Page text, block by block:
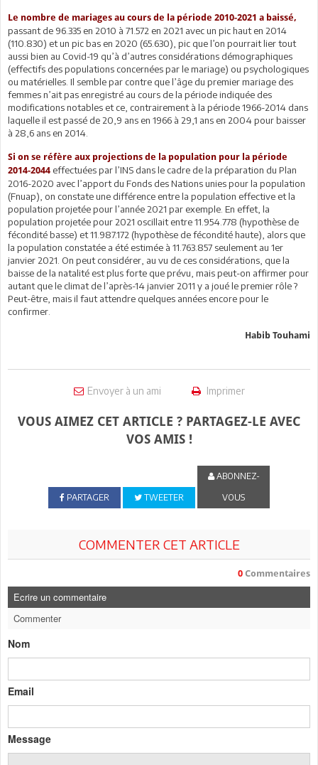
Le nombre de mariages au cours de la période 2010-2021 a baissé,
passant de 96.335 en 2010 à 71.572 en 2021 avec un pic haut en 2014
(110.830) et un pic bas en 2020 (65.630), pic que l’on pourrait lier tout
aussi bien au Covid-19 qu’à d’autres considérations démographiques
(effectifs des populations concernées par le mariage) ou psychologiques
ou matérielles. Il semble par contre que l’âge du premier mariage des
femmes n’ait pas enregistré au cours de la période indiquée des
modifications notables et ce, contrairement à la période 1966-2014 dans
laquelle il est passé de 20,9 ans en 1966 à 29,1 ans en 2004 pour baisser
à 28,6 ans en 2014.
Si on se réfère aux projections de la population pour la période
2014-2044 effectuées par l’INS dans le cadre de la préparation du Plan
2016-2020 avec l’apport du Fonds des Nations unies pour la population
(Fnuap), on constate une différence entre la population effective et la
population projetée pour l’année 2021 par exemple. En effet, la
population projetée pour 2021 oscillait entre 11.954.778 (hypothèse de
fécondité basse) et 11.987.172 (hypothèse de fécondité haute), alors que
la population constatée a été estimée à 11.763.857 seulement au 1er
janvier 2021. On peut considérer, au vu de ces considérations, que la
baisse de la natalité est plus forte que prévu, mais peut-on affirmer pour
autant que le climat de l’après-14 janvier 2011 y a joué le premier rôle ?
Peut-être, mais il faut attendre quelques années encore pour le
confirmer.
Habib Touhami
Envoyer à un ami Imprimer
VOUS AIMEZ CET ARTICLE ? PARTAGEZ-LE AVEC
VOS AMIS !
PARTAGER TWEETER
ABONNEZ-
VOUS
COMMENTER CET ARTICLE
0 Commentaires
Ecrire un commentaire
Commenter
Nom
Email
Message